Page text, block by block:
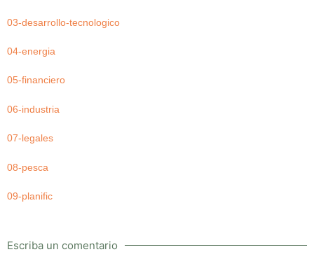
03-desarrollo-tecnologico
04-energia
05-financiero
06-industria
07-legales
08-pesca
09-planific
Escriba un comentario